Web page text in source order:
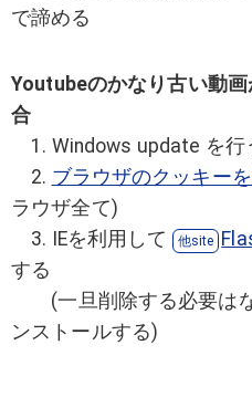
で諦める
Youtubeのかなり古い動
合
1. Windows update を行
2. ブラウザのクッキー
ラウザ全て)
3. IEを利用して
する
(一旦削除する必要はな
ンストールする)